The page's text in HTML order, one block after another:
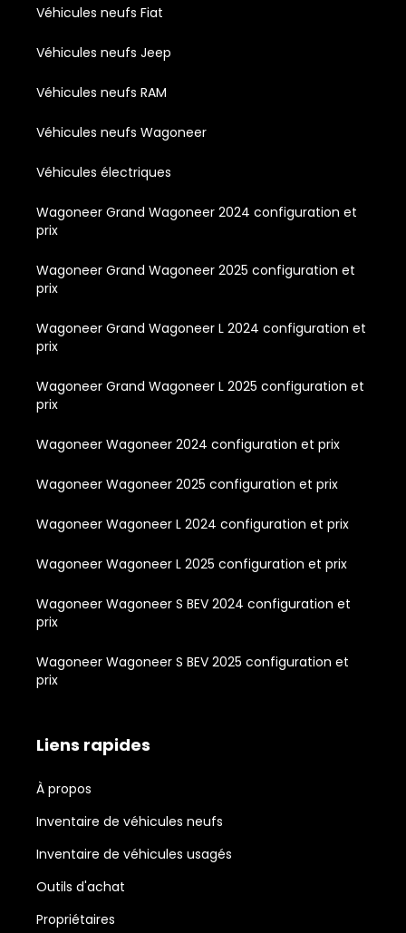
Véhicules neufs Fiat
Véhicules neufs Jeep
Véhicules neufs RAM
Véhicules neufs Wagoneer
Véhicules électriques
Wagoneer Grand Wagoneer 2024 configuration et
prix
Wagoneer Grand Wagoneer 2025 configuration et
prix
Wagoneer Grand Wagoneer L 2024 configuration et
prix
Wagoneer Grand Wagoneer L 2025 configuration et
prix
Wagoneer Wagoneer 2024 configuration et prix
Wagoneer Wagoneer 2025 configuration et prix
Wagoneer Wagoneer L 2024 configuration et prix
Wagoneer Wagoneer L 2025 configuration et prix
Wagoneer Wagoneer S BEV 2024 configuration et
prix
Wagoneer Wagoneer S BEV 2025 configuration et
prix
Liens rapides
À propos
Inventaire de véhicules neufs
Inventaire de véhicules usagés
Outils d'achat
Propriétaires